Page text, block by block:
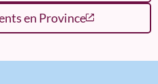
en Province